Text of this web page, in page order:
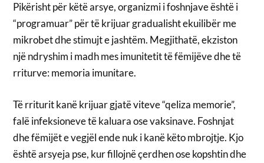
Pikërisht për këtë arsye, organizmi i foshnjave është i
“programuar” për të krijuar gradualisht ekuilibër me
mikrobet dhe stimujt e jashtëm. Megjithatë, ekziston
një ndryshim i madh mes imunitetit të fëmijëve dhe të
rriturve: memoria imunitare.
Të rriturit kanë krijuar gjatë viteve “qeliza memorie”,
falë infeksioneve të kaluara ose vaksinave. Foshnjat
dhe fëmijët e vegjël ende nuk i kanë këto mbrojtje. Kjo
është arsyeja pse, kur fillojnë çerdhen ose kopshtin dhe